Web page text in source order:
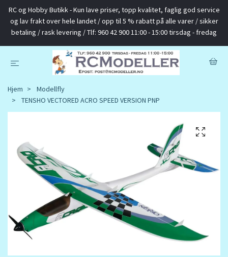
RC og Hobby Butikk - Kun lave priser, topp kvalitet, faglig god service
og lav frakt over hele landet / opp til 5 % rabatt på alle varer / sikker
betaling / rask levering / Tlf: 960 42 900 11:00 - 15:00 tirsdag - fredag
Hjem
Modellfly
TENSHO VECTORED ACRO SPEED VERSION PNP